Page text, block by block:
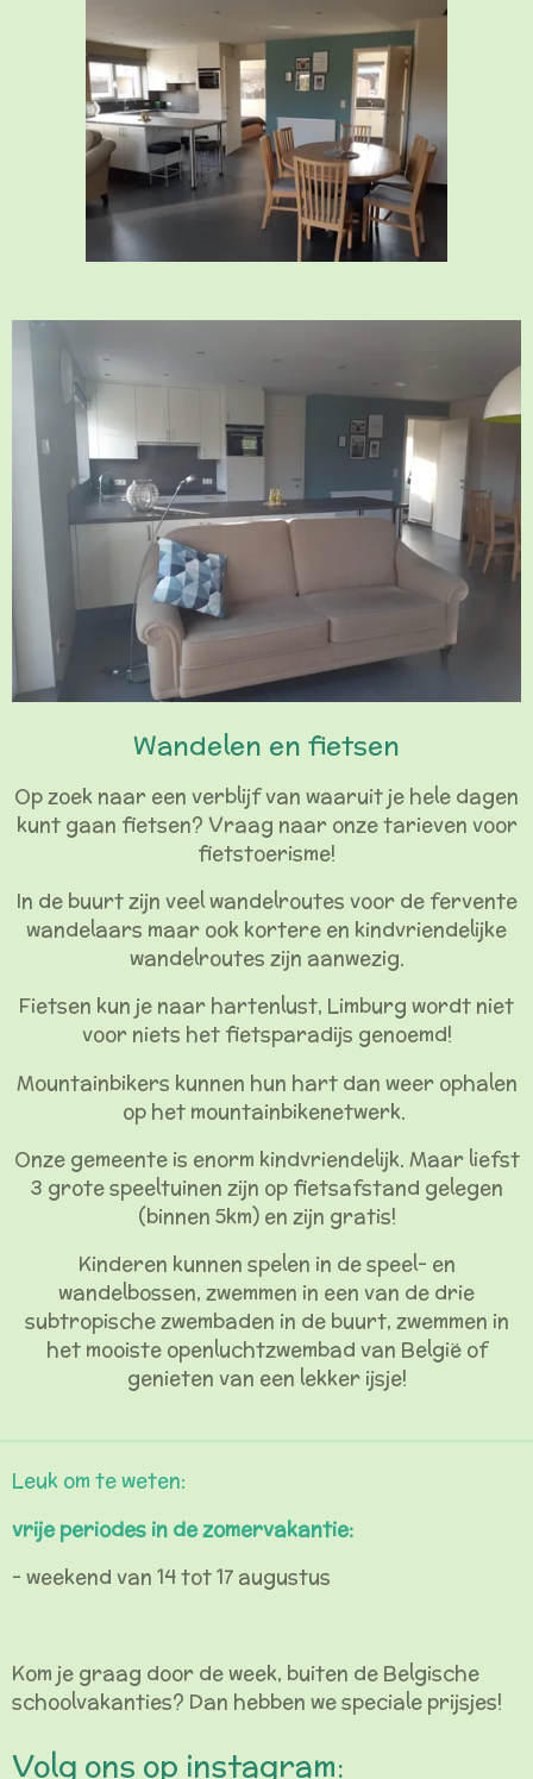
Wandelen en fietsen
Op zoek naar een verblijf van waaruit je hele dagen
kunt gaan fietsen? Vraag naar onze tarieven voor
fietstoerisme!
In de buurt zijn veel wandelroutes voor de fervente
wandelaars maar ook kortere en kindvriendelijke
wandelroutes zijn aanwezig.
Fietsen kun je naar hartenlust, Limburg wordt niet
voor niets het fietsparadijs genoemd!
Mountainbikers kunnen hun hart dan weer ophalen
op het mountainbikenetwerk.
Onze gemeente is enorm kindvriendelijk. Maar liefst
3 grote speeltuinen zijn op fietsafstand gelegen
(binnen 5km) en zijn gratis!
Kinderen kunnen spelen in de speel- en
wandelbossen, zwemmen in een van de drie
subtropische zwembaden in de buurt, zwemmen in
het mooiste openluchtzwembad van België of
genieten van een lekker ijsje!
Leuk om te weten:
vrije periodes in de zomervakantie:
- weekend van 14 tot 17 augustus
Kom je graag door de week, buiten de Belgische
schoolvakanties? Dan hebben we speciale prijsjes!
Volg ons op instagram: